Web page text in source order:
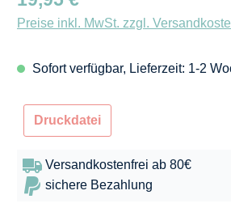
Preise inkl. MwSt. zzgl.
Sofort verfügbar, Lieferzeit: 1-2
Druckdatei
Versandkostenfrei ab 80€
sichere Bezahlung